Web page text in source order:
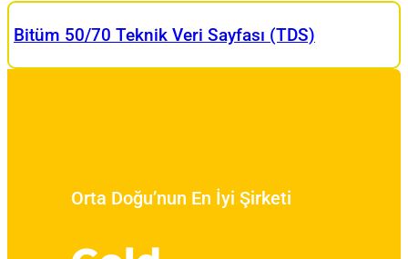
Bitüm 50/70 Teknik Veri Sayfası (TDS)
Orta Doğu’nun En İyi Şirketi